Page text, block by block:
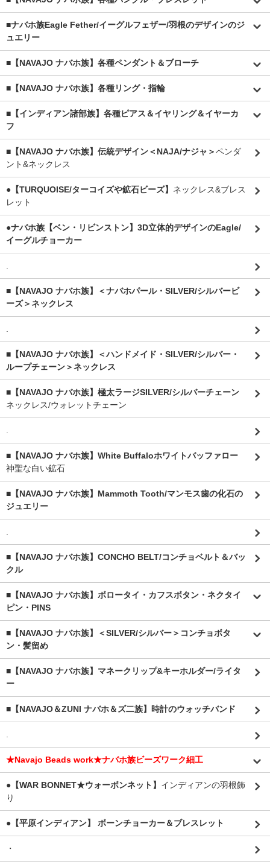
■ナバホ族Eagle Fether/イーグルフェザー/羽根のデザインのジ
ュエリー
■【NAVAJO ナバホ族】各種ペンダント＆ブローチ
■【NAVAJO ナバホ族】各種リング・指輪
■【インディアン諸部族】各種ピアス＆イヤリング＆イヤーカ
フ
■【NAVAJO ナバホ族】伝統デザイン＜NAJA/ナジャ＞ペンダ
ント&ネックレス
●【TURQUOISE/ターコイズや鉱石ビーズ】 ネックレス&ブレス
レット
●ナバホ族【ベン・リビンストン】3D立体的デザインのEagle/
イーグルチョーカー
■【NAVAJO ナバホ族】＜ナバホパール・SILVER/シルバービ
ーズ＞ネックレス
■【NAVAJO ナバホ族】＜ハンドメイド・SILVER/シルバー・
ループチェーン＞ネックレス
■【NAVAJO ナバホ族】極太ラージSILVER/シルバーチェーン
ネックレス/ウォレットチェーン
■【NAVAJO ナバホ族】White Buffaloホワイトバッファロー
神聖な白い鉱石
■【NAVAJO ナバホ族】Mammoth Tooth/マンモス歯の化石の
ジュエリー
■【NAVAJO ナバホ族】CONCHO BELT/コンチョベルト＆バッ
クル
■【NAVAJO ナバホ族】ボロータイ・カフスボタン・ネクタイ
ピン・PINS
■【NAVAJO ナバホ族】＜SILVER/シルバー＞コンチョボタ
ン・髪留め
■【NAVAJO ナバホ族】マネークリップ&キーホルダー/ライタ
ー
■【NAVAJO＆ZUNI ナバホ＆ズ二族】時計のウォッチバンド
★Navajo Beads work★ナバホ族ビーズワーク細工
●【WAR BONNET★ウォーボンネット】 インディアンの羽根飾
り
●【平原インディアン】 ボーンチョーカー＆ブレスレット
・